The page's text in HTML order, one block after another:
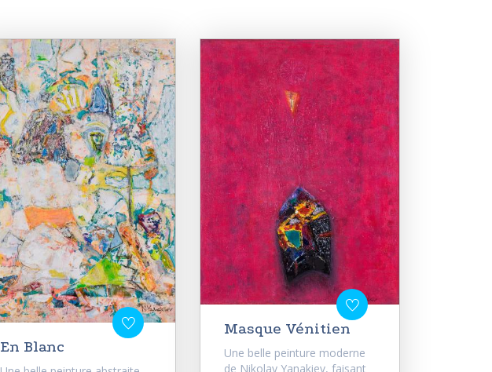
En Blanc
Masque Vénitien
Une belle peinture moderne
de Nikolay Yanakiev, faisant